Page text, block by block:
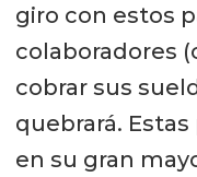
giro con estos
colaboradores
cobrar sus
quebrará.
en su gran